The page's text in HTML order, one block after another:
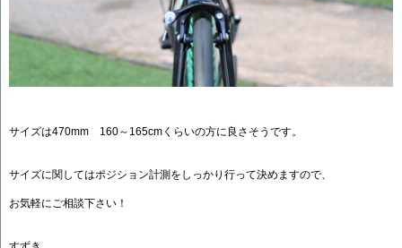
サイズは470mm 160～165cmくらいの方に良さそうです。
サイズに関してはポジション計測をしっかり行って決めますので、
お気軽にご相談下さい！